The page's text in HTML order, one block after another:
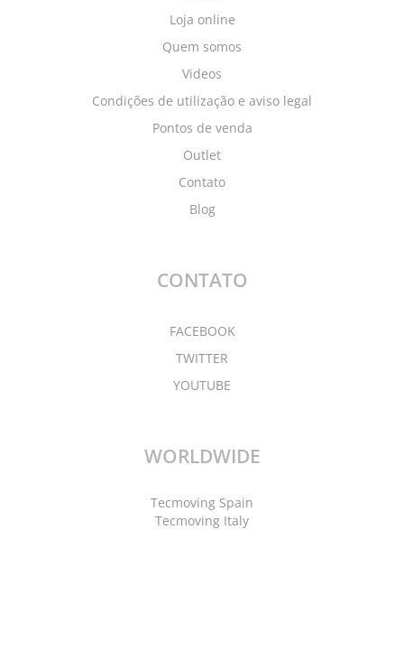
Loja online
Quem somos
Videos
Condições de utilização e aviso legal
Pontos de venda
Outlet
Contato
Blog
CONTATO
FACEBOOK
TWITTER
YOUTUBE
WORLDWIDE
Tecmoving Spain
Tecmoving Italy